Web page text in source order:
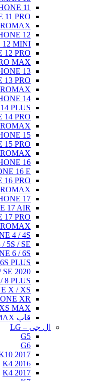
11
11 PRO
12
12 MINI
12 PRO
MAX
13
13 PRO
14
PLUS
14 PRO
15
15 PRO
16
16 E
16 PRO
17
17 AIR
17 PRO
4 / 4S
5S / SE
6 / 6S
PLUS
SE 2020
8 PLUS
X / XS
XR
MAX
قاب IPHONE 16 PROMAX
ال جی – LG
G5
G6
2017
K4 2016
K4 2017